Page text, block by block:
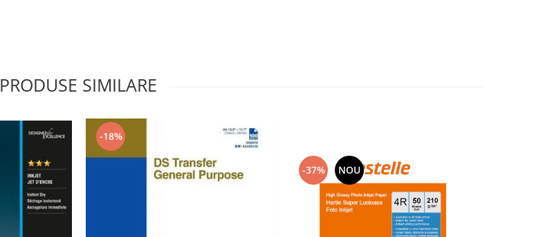
PRODUSE SIMILARE
-18%
-37% NOU